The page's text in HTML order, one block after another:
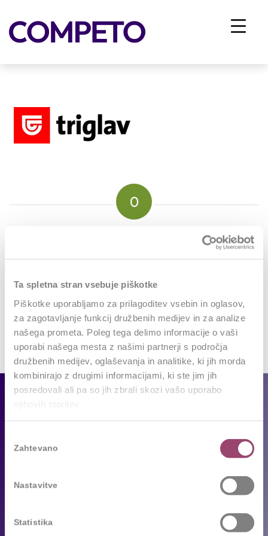
Ta spletna stran vsebuje piškotke
Piškotke uporabljamo za prilagoditev vsebin in oglasov,
za zagotavljanje funkcij družbenih medijev in za analize
našega prometa. Poleg tega delimo informacije o vaši
uporabi našega mesta z našimi partnerji s področja
družbenih medijev, oglaševanja in analitike, ki jih morda
kombinirajo z drugimi informacijami, ki ste jim jih
posredovali ali pa so jih zbrali skozi vašo uporabo
soglasja
Zahtevano
Nastavitve
Statistika
You are here: Home Vhodna stran / ZA PODJETJA triglav
0
Feel free to contribute!
Za objavo komentarja se morateprijaviti.
Za podjetja
Reference
Za kandidate
Prosta delovna mesta